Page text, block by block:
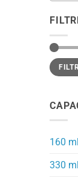
Prix
min
Prix
max
160 ml
330 ml